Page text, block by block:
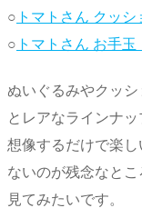
○ トマトさん クッシ
○ トマトさん お手玉
ぬいぐるみやクッ
とレアなラインナ
想像するだけで楽
ないのが残念なと
見てみたいです。